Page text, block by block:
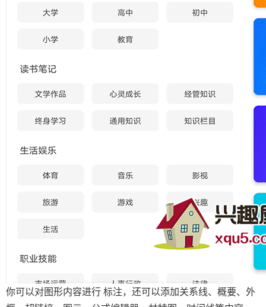
你可以对图形内容进行 标注，还可以添加关系线、概要、外